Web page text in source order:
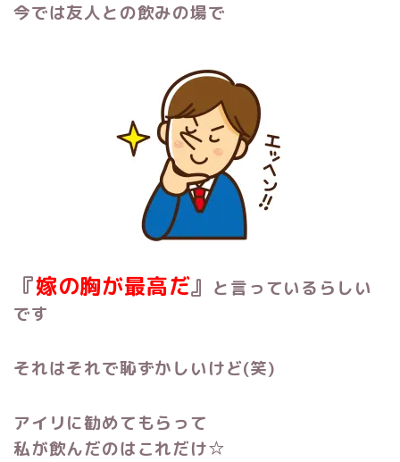
今では友人との飲みの場で
『嫁の胸が最高だ』 と言っているらしい
です
それはそれで恥ずかしいけど(笑)
アイリに勧めてもらって
私が飲んだのはこれだけ☆